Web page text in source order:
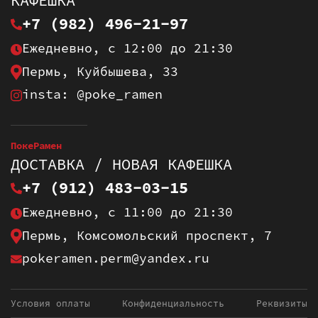
+7 (982) 496-21-97
Ежедневно, с 12:00 до 21:30
Пермь, Куйбышева, 33
insta: @poke_ramen
ПокеРамен
ДОСТАВКА / НОВАЯ КАФЕШКА
+7 (912) 483-03-15
Ежедневно, с 11:00 до 21:30
Пермь, Комсомольский проспект, 7
pokeramen.perm@yandex.ru
Условия оплаты Конфиденциальность Реквизиты